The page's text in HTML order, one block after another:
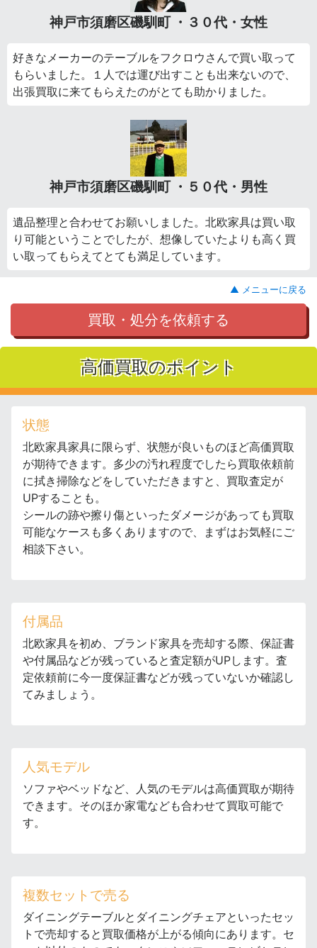
神戸市須磨区磯馴町 ・３０代・女性
好きなメーカーのテーブルをフクロウさんで買い取って
もらいました。１人では運び出すことも出来ないので、
出張買取に来てもらえたのがとても助かりました。
神戸市須磨区磯馴町 ・５０代・男性
遺品整理と合わせてお願いしました。北欧家具は買い取
り可能ということでしたが、想像していたよりも高く買
い取ってもらえてとても満足しています。
▲ メニューに戻る
買取・処分を依頼する
高価買取のポイント
状態
北欧家具家具に限らず、状態が良いものほど高価買取
が期待できます。多少の汚れ程度でしたら買取依頼前
に拭き掃除などをしていただきますと、買取査定が
UPすることも。
シールの跡や擦り傷といったダメージがあっても買取
可能なケースも多くありますので、まずはお気軽にご
相談下さい。
付属品
北欧家具を初め、ブランド家具を売却する際、保証書
や付属品などが残っていると査定額がUPします。査
定依頼前に今一度保証書などが残っていないか確認し
てみましょう。
人気モデル
ソファやベッドなど、人気のモデルは高価買取が期待
できます。そのほか家電なども合わせて買取可能で
す。
複数セットで売る
ダイニングテーブルとダイニングチェアといったセッ
トで売却すると買取価格が上がる傾向にあります。セ